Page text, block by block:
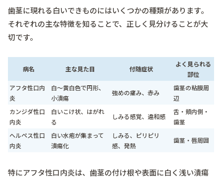
歯茎に現れる白いできものにはいくつかの種類があります。
それぞれの主な特徴を知ることで、正しく見分けることが大
切です。
病名 主な見た目 付随症状
よく見られる
部位
アフタ性口内
炎
白～黄白色で円形、
小潰瘍
強めの痛み、赤み
歯茎の粘膜周
辺
カンジダ性口
内炎
白いこけ状、はがれ
る
しみる感覚、違和感
舌・頬内側・
歯茎
ヘルペス性口
内炎
白い水疱が集まって
潰瘍化
しみる、ピリピリ
感、発熱
歯茎・唇周囲
特にアフタ性口内炎は、歯茎の付け根や表面に白く浅い潰瘍